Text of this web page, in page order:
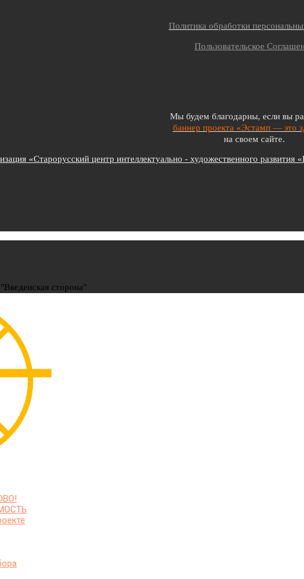
Политика обработки
Пользовательское
Мы будем благодарны, если вы
баннер проекта «Эстамп — это
на своем сайте.
«Старорусский центр интеллектуально - художественного развития
сторона"